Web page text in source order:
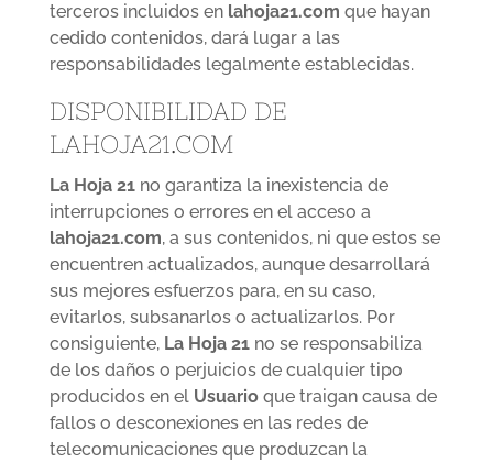
terceros incluidos en lahoja21.com que hayan
cedido contenidos, dará lugar a las
responsabilidades legalmente establecidas.
DISPONIBILIDAD DE
LAHOJA21.COM
La Hoja 21no garantiza la inexistencia de
interrupciones o errores en el acceso a
lahoja21.com, a sus contenidos, ni que estos se
encuentren actualizados, aunque desarrollará
sus mejores esfuerzos para, en su caso,
evitarlos, subsanarlos o actualizarlos. Por
consiguiente, La Hoja 21no se responsabiliza
de los daños o perjuicios de cualquier tipo
producidos en el Usuarioque traigan causa de
fallos o desconexiones en las redes de
telecomunicaciones que produzcan la